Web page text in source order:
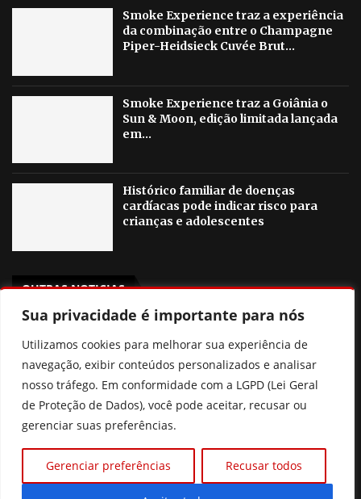
Sua privacidade é importante para nós
Utilizamos cookies para melhorar sua experiência de
navegação, exibir conteúdos personalizados e analisar
nosso tráfego. Em conformidade com a LGPD (Lei Geral
de Proteção de Dados), você pode aceitar, recusar ou
gerenciar suas preferências.
Gerenciar preferências Recusar todos
Smoke Experience traz a experiência
da combinação entre o Champagne
Piper-Heidsieck Cuvée Brut...
Smoke Experience traz a Goiânia o
Sun & Moon, edição limitada lançada
em...
Histórico familiar de doenças
cardíacas pode indicar risco para
crianças e adolescentes
OUTRAS NOTICIAS
contra a violência à mulher
Poliana Rocha elogia Zé Felipe e Neymar como pais
Prefeitura de Goiânia discute mudanças nas regras de
consignados para servidores
Xuxa revela que pensou em deixar o Brasil por
intolerância